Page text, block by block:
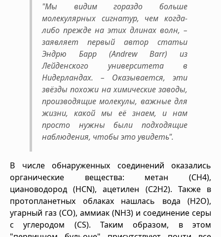
"Мы видим гораздо больше
молекулярных сигнатур, чем когда-
либо прежде на этих длинах волн, –
заявляет первый автор статьи
Эндрю Барр (Andrew Barr) из
Лейденского университета в
Нидерландах. – Оказывается, эти
звёзды похожи на химические заводы,
производящие молекулы, важные для
жизни, какой мы её знаем, и нам
просто нужны были подходящие
наблюдения, чтобы это увидеть".
В числе обнаруженных соединений оказались
органические вещества: метан (CH4),
циановодород (HCN), ацетилен (C2H2). Также в
протопланетных облаках нашлась вода (H2O),
угарный газ (CO), аммиак (NH3) и соединение серы
с углеродом (CS). Таким образом, в этом